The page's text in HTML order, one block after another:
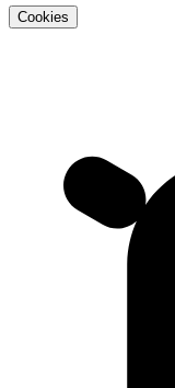
Cookies